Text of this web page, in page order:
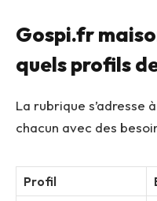
Gospi.fr
quels profils
La rubrique s’adresse
chacun avec des
Profil